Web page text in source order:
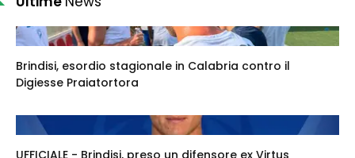
Brindisi, esordio stagionale in Calabria contro il
Digiesse Praiatortora